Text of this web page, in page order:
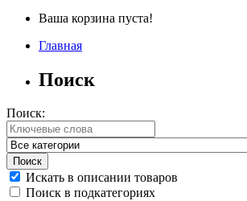
Ваша корзина пуста!
Главная
Поиск
Поиск:
Искать в описании товаров
Поиск в подкатегориях